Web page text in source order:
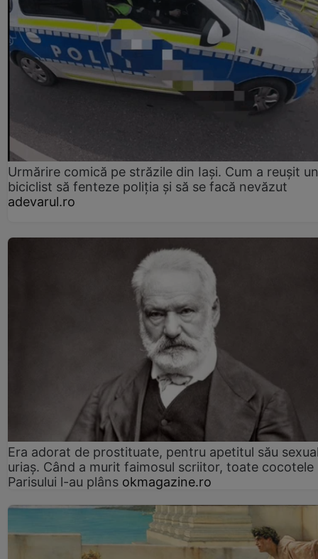
Urmărire comică pe străzile din Iași. Cum a reușit un
biciclist să fenteze poliția și să se facă nevăzut
adevarul.ro
Era adorat de prostituate, pentru apetitul său
uriaș. Când a murit faimosul scriitor, toate cocotele
Parisului l-au plâns okmagazine.ro